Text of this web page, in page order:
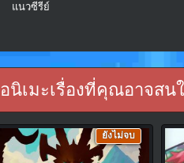
แนวซีรีย์
อนิเมะเรื่องที่คุณอาจสน
ยังไม่จบ